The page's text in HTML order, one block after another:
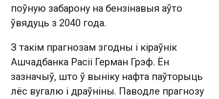
поўную забарону на бензінавыя аўто
ўвядуць з 2040 года.
З такім прагнозам згодны і кіраўнік
Ашчадбанка Расіі Герман Грэф. Ён
зазначыў, што ў выніку нафта паўторыць
лёс вугалю і драўніны. Паводле прагнозу